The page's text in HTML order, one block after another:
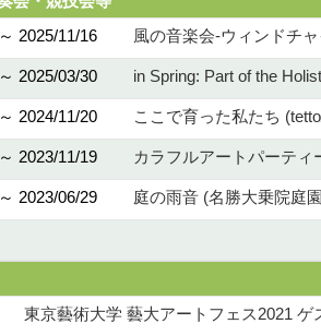
2025/11/16
風の音楽会-ウィンドチ
2025/03/30 in Spring: Part of the
2024/11/20 ここで育った私たち
2023/11/19 カラフルアートパーテ
2023/06/29 庭の雨音 (名勝大乗院庭
東京藝術大学 藝大アートフェス2021